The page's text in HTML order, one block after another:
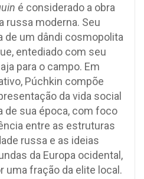
é considerado a obra
russa moderna. Seu
de um dândi cosmopolita
entediado com seu
para o campo. Em
Púchkin compõe
da vida social
de sua época, com foco
entre as estruturas
russa e as ideias
da Europa ocidental,
uma fração da elite local.